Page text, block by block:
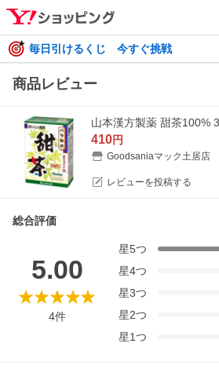
毎日引けるくじ 今すぐ挑戦
商品レビュー
山本漢方製薬 甜茶100%
410円
Goodsaniaマック土居店
レビューを投稿する
総合評価
5.00
4件
星5つ
星4つ
星3つ
星2つ
星1つ